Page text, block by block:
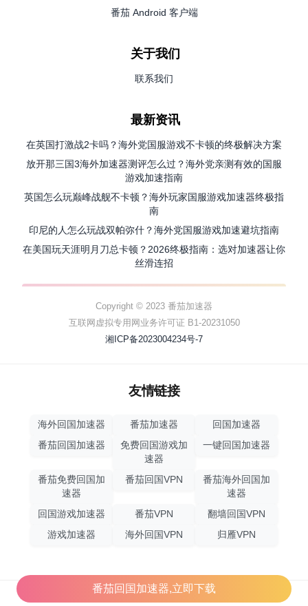
番茄 Android 客户端
关于我们
联系我们
最新资讯
在英国打激战2卡吗？海外党国服游戏不卡顿的终极解决方案
放开那三国3海外加速器测评怎么过？海外党亲测有效的国服
游戏加速指南
英国怎么玩巅峰战舰不卡顿？海外玩家国服游戏加速器终极指
南
印尼的人怎么玩战双帕弥什？海外党国服游戏加速避坑指南
在美国玩天涯明月刀总卡顿？2026终极指南：选对加速器让你
丝滑连招
Copyright © 2023 番茄加速器
互联网虚拟专用网业务许可证 B1-20231050
湘ICP备2023004234号-7
友情链接
海外回国加速器 番茄加速器
回国加速器
番茄回国加速器
免费回国游戏加
速器
一键回国加速器
番茄免费回国加
速器
番茄回国VPN
番茄海外回国加
速器
回国游戏加速器
番茄VPN
翻墙回国VPN
游戏加速器
海外回国VPN 归雁VPN
番茄回国加速器,立即下载